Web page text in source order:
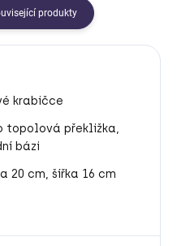
produkty
krabičce
topolová překližka,
bázi
20 cm, šířka 16 cm